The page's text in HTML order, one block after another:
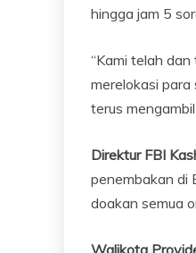
hingga jam 5
“Kami telah
merelokasi para
terus
Direktur FBI
penembakan di
doakan semua